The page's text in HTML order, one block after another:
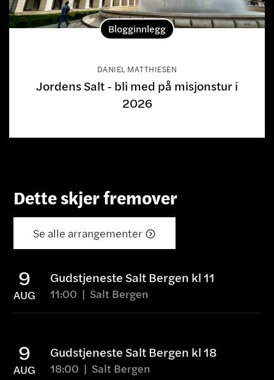
Blogginnlegg
DANIEL MATTHIESEN
Jordens Salt - bli med på misjonstur i
2026
Dette skjer fremover
Se alle arrangementer 
9
AUG
Gudstjeneste Salt Bergen kl 11
11:00 | Salt Bergen
9
AUG
Gudstjeneste Salt Bergen kl 18
18:00 | Salt Bergen